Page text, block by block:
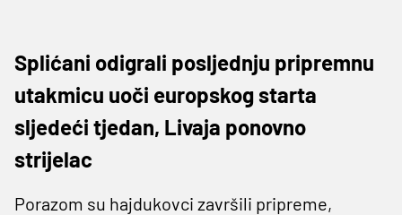
Splićani odigrali posljednju pripremnu
utakmicu uoči europskog starta
sljedeći tjedan, Livaja ponovno
strijelac
Porazom su hajdukovci završili pripreme,